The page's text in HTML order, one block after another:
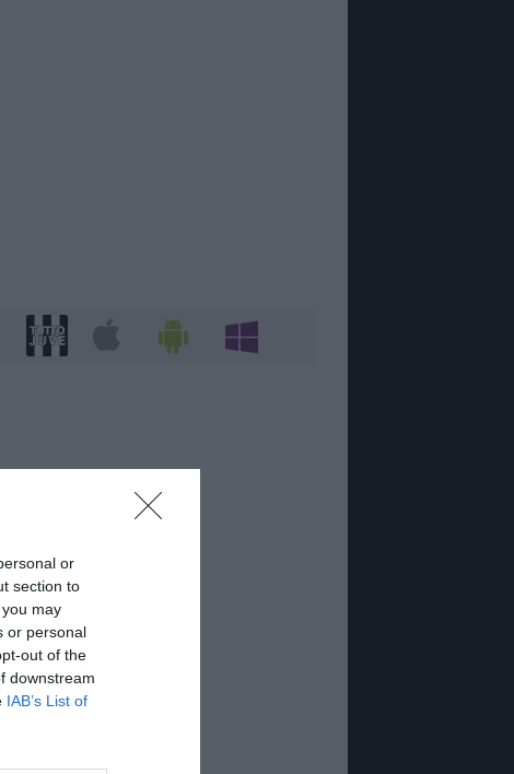
or
section to
may
or personal
out of the
downstream
IAB’s List of